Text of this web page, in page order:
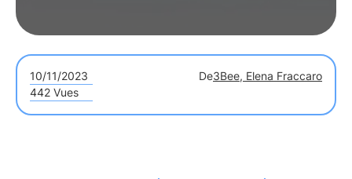
10/11/2023 De3Bee, Elena Fraccaro
442 Vues